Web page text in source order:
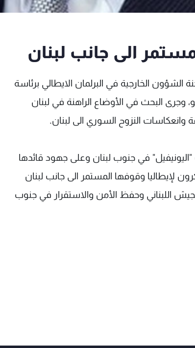
الى جانب لبنان
الخارجية في البرلمان الايطالي برئاسة
وجرى البحث في الأوضاع الراهنة في لبنان
النزوح السوري الى لبنان.
في جنوب لبنان وعلى جهود قائدها
لإيطاليا وقوفها المستمر الى جانب لبنان
اللبناني وحفظ الأمن والاستقرار في جنوب